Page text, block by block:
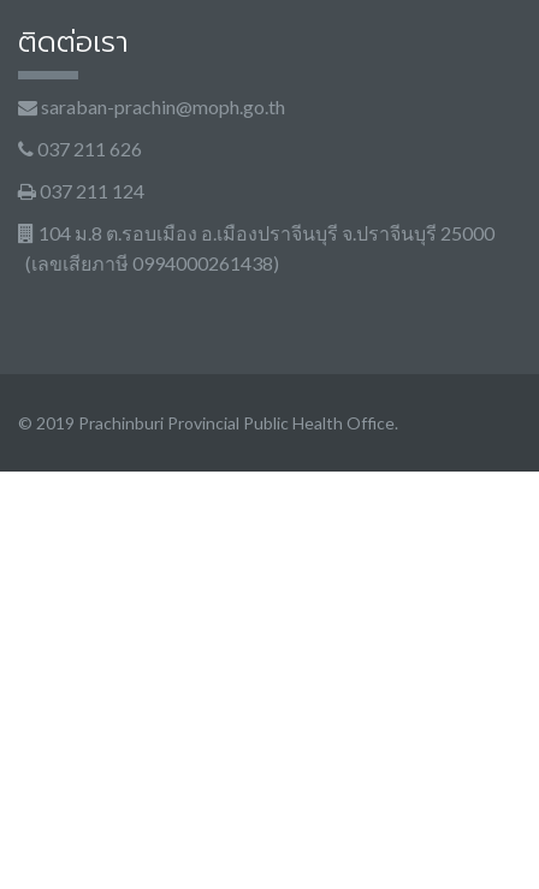
ติดต่อเรา
saraban-prachin@moph.go.th
037 211 626
037 211 124
104 ม.8 ต.รอบเมือง อ.เมืองปราจีนบุรี จ.ปราจีนบุรี 25000
(เลขเสียภาษี 0994000261438)
© 2019 Prachinburi Provincial Public Health Office.